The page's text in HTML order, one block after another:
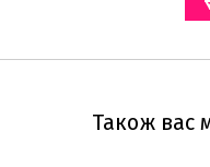
Також вас